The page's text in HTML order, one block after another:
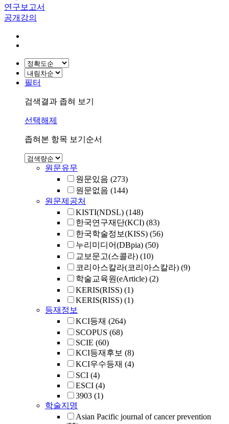
연구보고서
공개강의
필터
검색결과 좁혀 보기
선택해제
좁혀본 항목 보기순서
원문유무
원문있음 (273)
원문없음 (144)
원문제공처
KISTI(NDSL) (148)
한국연구재단(KCI) (83)
한국학술정보(KISS) (56)
누리미디어(DBpia) (50)
교보문고(스콜라) (10)
코리아스칼라(코리아스칼라) (9)
학술교육원(eArticle) (2)
KERIS(RISS) (1)
KERIS(RISS) (1)
등재정보
KCI등재 (264)
SCOPUS (68)
SCIE (60)
KCI등재후보 (8)
KCI우수등재 (4)
SCI (4)
ESCI (4)
3903 (1)
학술지명
Asian Pacific journal of cancer prevention